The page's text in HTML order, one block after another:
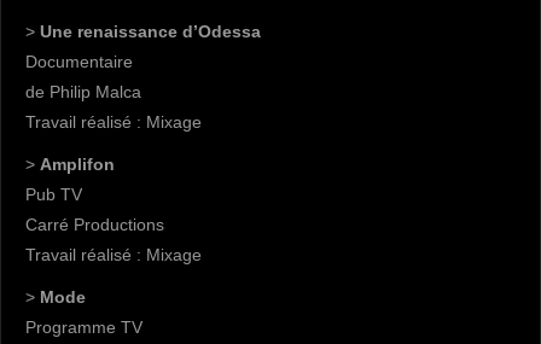
> Une renaissance d’Odessa
Documentaire
de Philip Malca
Travail réalisé : Mixage
> Amplifon
Pub TV
Carré Productions
Travail réalisé : Mixage
> Mode
Programme TV